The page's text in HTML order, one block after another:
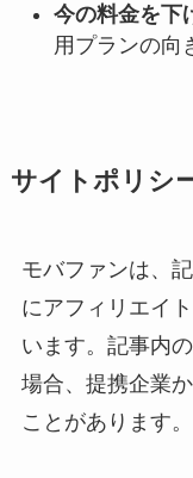
今の料金を下
用プランの向
サイトポリシ
モバファンは、
にアフィリエイ
います。記事内
場合、提携企業
ことがあります。